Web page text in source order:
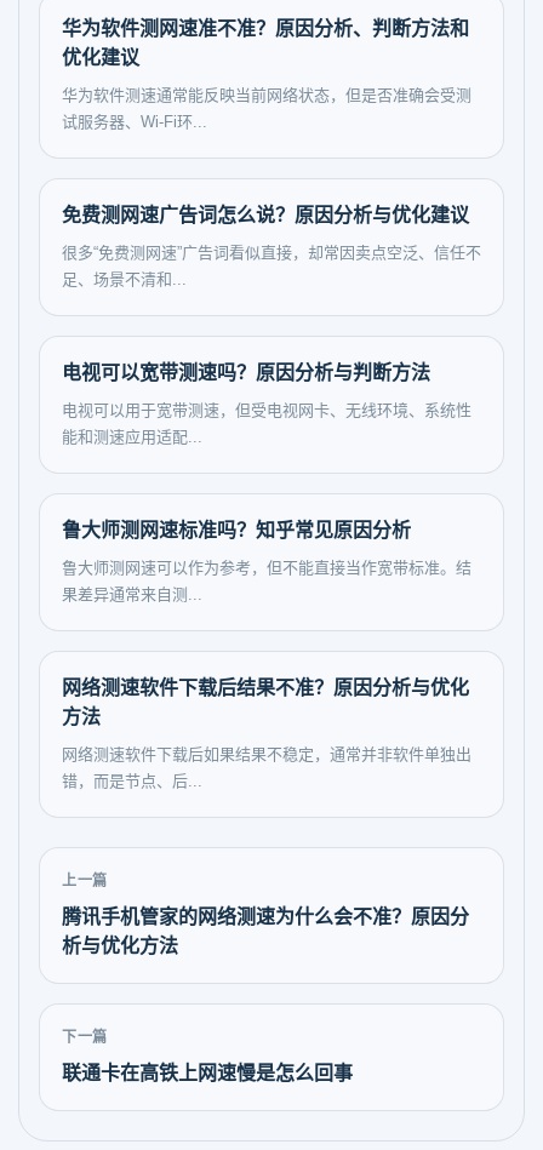
华为软件测网速准不准？原因分析、判断方法和
优化建议
华为软件测速通常能反映当前网络状态，但是否准确会受测
试服务器、Wi-Fi环...
免费测网速广告词怎么说？原因分析与优化建议
很多“免费测网速”广告词看似直接，却常因卖点空泛、信任不
足、场景不清和...
电视可以宽带测速吗？原因分析与判断方法
电视可以用于宽带测速，但受电视网卡、无线环境、系统性
能和测速应用适配...
鲁大师测网速标准吗？知乎常见原因分析
鲁大师测网速可以作为参考，但不能直接当作宽带标准。结
果差异通常来自测...
网络测速软件下载后结果不准？原因分析与优化
方法
网络测速软件下载后如果结果不稳定，通常并非软件单独出
错，而是节点、后...
上一篇
腾讯手机管家的网络测速为什么会不准？原因分
析与优化方法
下一篇
联通卡在高铁上网速慢是怎么回事